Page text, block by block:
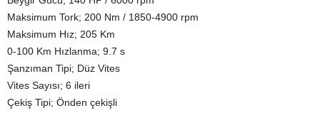
Maksimum Tork; 200 Nm / 1850-4900 rpm
Maksimum Hız; 205 Km
0-100 Km Hızlanma; 9.7 s
Şanzıman Tipi; Düz Vites
Vites Sayısı; 6 ileri
Çekiş Tipi; Önden çekişli